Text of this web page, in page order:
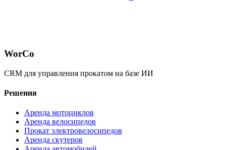
WorCo
CRM для управления прокатом на базе ИИ
Решения
Аренда мотоциклов
Аренда велосипедов
Прокат электровелосипедов
Аренда скутеров